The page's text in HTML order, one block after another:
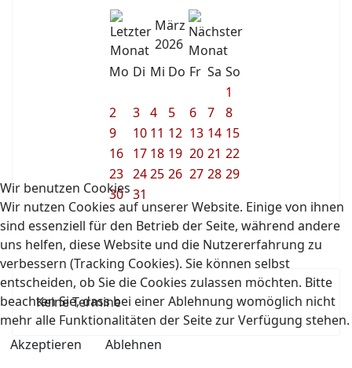
März
2026
Mo Di Mi Do Fr Sa So
1
2
3 4 5 6 7
8
9
10 11 12 13 14 15
16
17 18 19 20 21 22
23 24 25 26 27 28 29
30 31
Keine Termine
Wir benutzen Cookies
Wir nutzen Cookies auf unserer Website. Einige von ihnen
sind essenziell für den Betrieb der Seite, während andere
uns helfen, diese Website und die Nutzererfahrung zu
verbessern (Tracking Cookies). Sie können selbst
entscheiden, ob Sie die Cookies zulassen möchten. Bitte
beachten Sie, dass bei einer Ablehnung womöglich nicht
mehr alle Funktionalitäten der Seite zur Verfügung stehen.
Akzeptieren
Ablehnen